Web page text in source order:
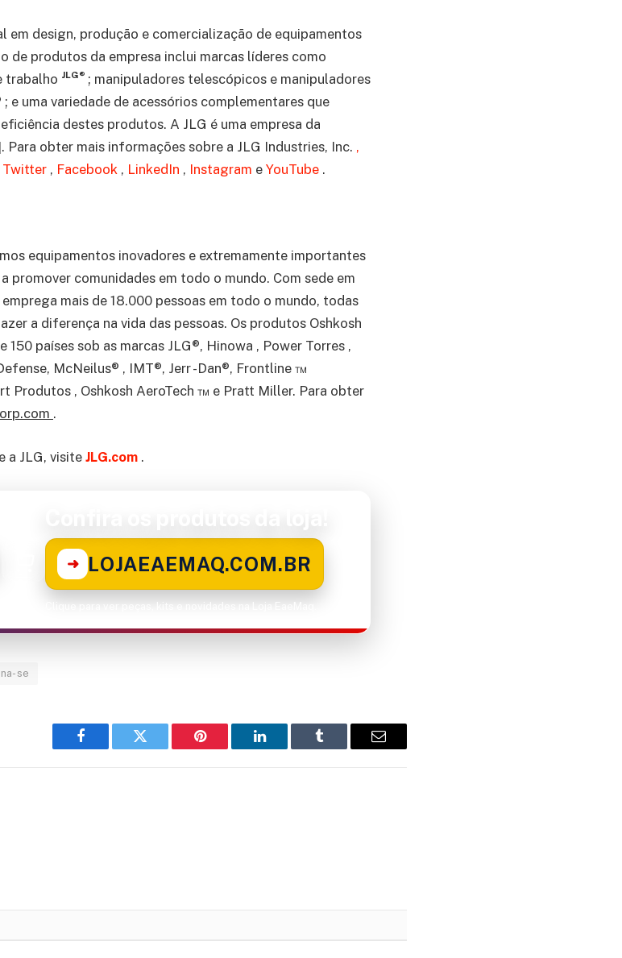
em design, produção e comercialização de equipamentos
de produtos da empresa inclui marcas líderes como
trabalho JLG® ; manipuladores telescópicos e manipuladores
; e uma variedade de acessórios complementares que
destes produtos. A JLG é uma empresa da
Para obter mais informações sobre a JLG Industries, Inc. ,
Twitter , Facebook , LinkedIn , Instagram e YouTube .
equipamentos inovadores e extremamente importantes
promover comunidades em todo o mundo. Com sede em
mais de 18.000 pessoas em todo o mundo, todas
a diferença na vida das pessoas. Os produtos Oshkosh
150 países sob as marcas JLG®, Hinowa , Power Torres ,
McNeilus® , IMT®, Jerr -Dan®, Frontline ™
Produtos , Oshkosh AeroTech ™ e Pratt Miller. Para obter
.
a JLG, visite JLG.com .
➜ LOJAEAEMAQ.COM.BR
se
Facebook Twitter Pinterest LinkedIn Tumblr Email